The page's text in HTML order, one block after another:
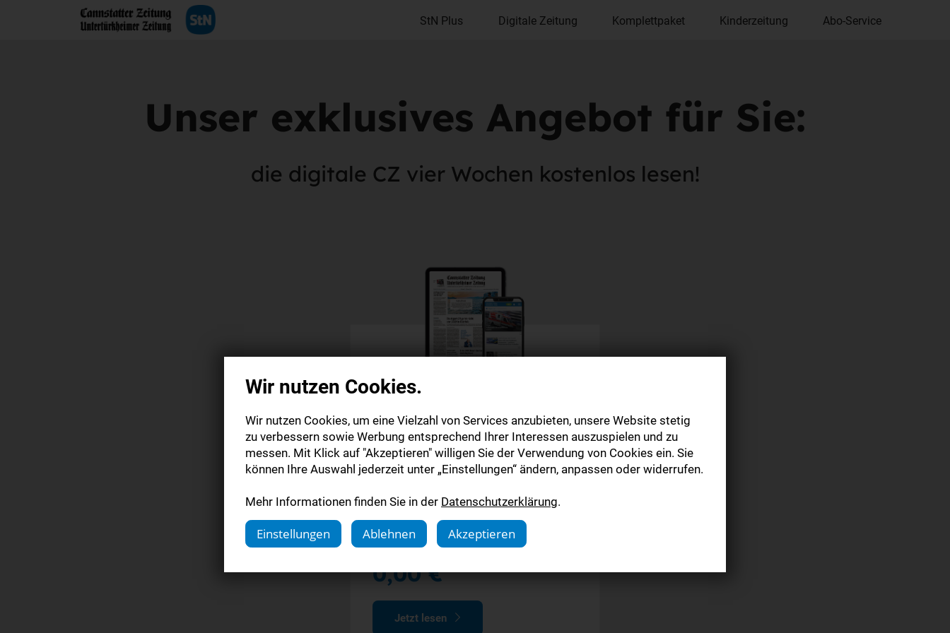
StN Plus Digitale Zeitung Komplettpaket Kinderzeitung Abo-Service
Unser exklusives Angebot für Sie:
die digitale CZ vier Wochen kostenlos lesen!
Digitale Zeitung
Probeabo
Alle Inhalte auf stuttgarter-nachrichten.de
Alle Inhalte der StN-App
0,00 €
Jetzt lesen
Wir nutzen Cookies.
Wir nutzen Cookies, um eine Vielzahl von Services anzubieten, unsere Website stetig
zu verbessern sowie Werbung entsprechend Ihrer Interessen auszuspielen und zu
messen. Mit Klick auf "Akzeptieren" willigen Sie der Verwendung von Cookies ein. Sie
können Ihre Auswahl jederzeit unter „Einstellungen“ ändern, anpassen oder widerrufen.
Mehr Informationen finden Sie in der Datenschutzerklärung.
Einstellungen
Ablehnen Akzeptieren